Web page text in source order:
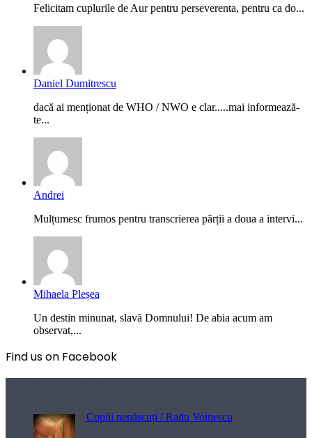
Felicitam cuplurile de Aur pentru perseverenta, pentru ca do...
Daniel Dumitrescu
dacă ai menționat de WHO / NWO e clar.....mai informează-
te...
Andrei
Mulțumesc frumos pentru transcrierea părții a doua a intervi...
Mihaela Pleșea
Un destin minunat, slavă Domnului! De abia acum am
observat,...
Find us on Facebook
Copiii nenăscuți / Radu Voinescu